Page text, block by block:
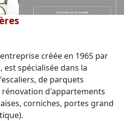
créée en 1965 par
spécialisée dans la
de parquets
d'appartements
corniches, portes grand